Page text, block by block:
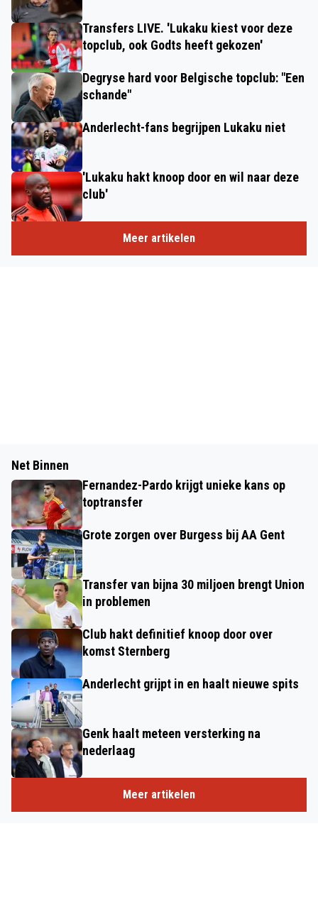
Transfers LIVE. 'Lukaku kiest voor deze
topclub, ook Godts heeft gekozen'
Degryse hard voor Belgische topclub: "Een
schande"
Anderlecht-fans begrijpen Lukaku niet
'Lukaku hakt knoop door en wil naar deze
club'
Meer artikelen
Net Binnen
Fernandez-Pardo krijgt unieke kans op
toptransfer
Grote zorgen over Burgess bij AA Gent
Transfer van bijna 30 miljoen brengt Union
in problemen
Club hakt definitief knoop door over
komst Sternberg
Anderlecht grijpt in en haalt nieuwe spits
Genk haalt meteen versterking na
nederlaag
Meer artikelen